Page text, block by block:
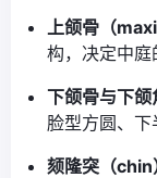
上颌骨（
构，决定中庭
下颌骨与下
脸型方圆、下
颏隆突（chin